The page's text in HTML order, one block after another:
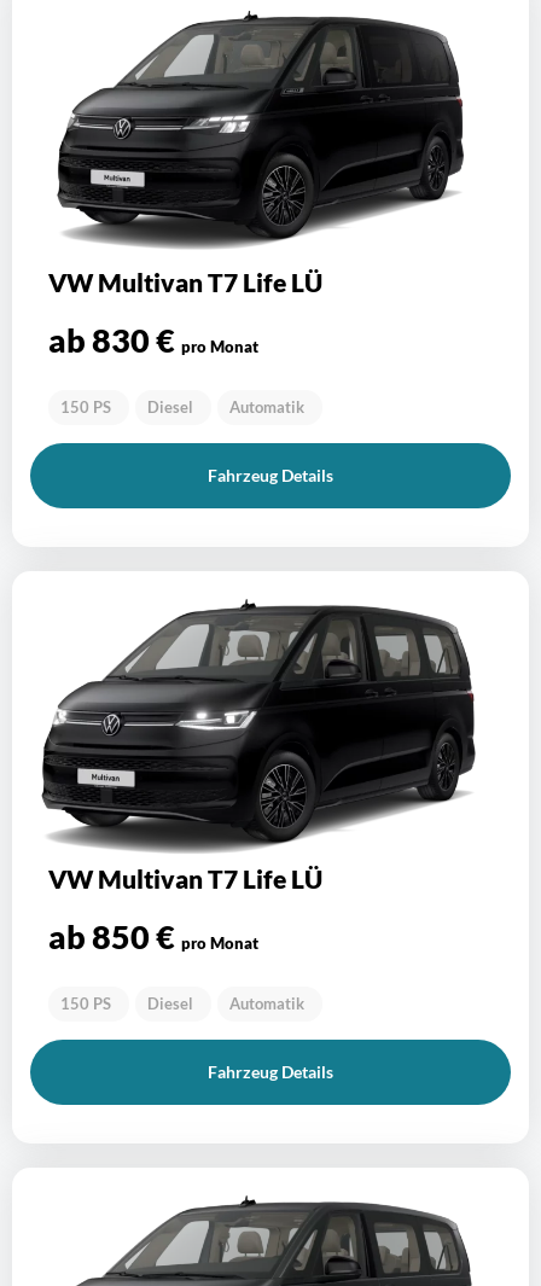
VW Multivan T7 Life LÜ
ab 830 € pro Monat
150 PS Diesel Automatik
Fahrzeug Details
VW Multivan T7 Life LÜ
ab 850 € pro Monat
150 PS Diesel Automatik
Fahrzeug Details